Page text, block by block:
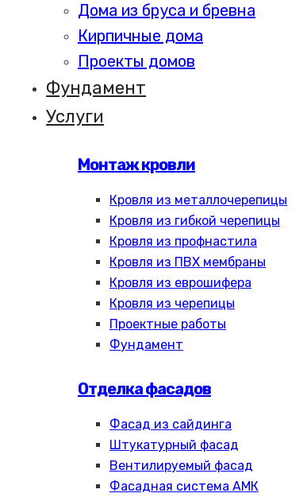
Дома из бруса и бревна
Кирпичные дома
Проекты домов
Фундамент
Услуги
Монтаж кровли
Кровля из металлочерепицы
Кровля из гибкой черепицы
Кровля из профнастила
Кровля из ПВХ мембраны
Кровля из еврошифера
Кровля из черепицы
Проектные работы
Фундамент
Отделка фасадов
Фасад из сайдинга
Штукатурный фасад
Вентилируемый фасад
Фасадная система АМК